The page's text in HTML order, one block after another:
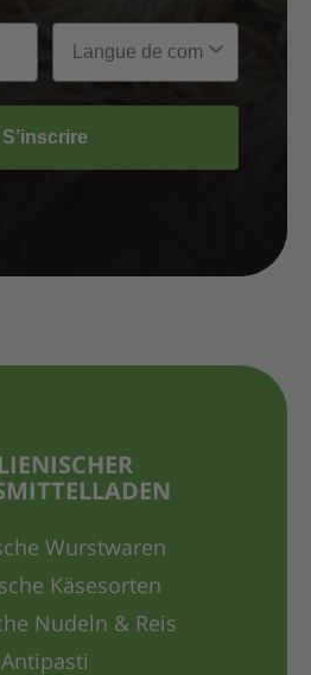
S’inscrire
Wurstwaren
Käsesorten
Nudeln & Reis
Antipasti